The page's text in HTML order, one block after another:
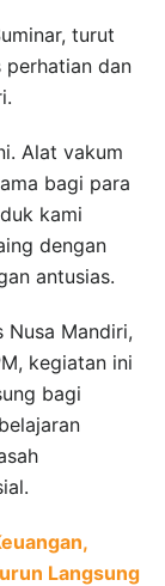
turut
perhatian dan
Alat vakum
bagi para
kami
dengan
antusias.
Nusa Mandiri,
kegiatan ini
bagi
Langsung